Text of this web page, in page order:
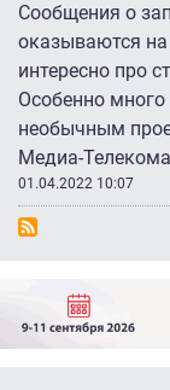
Сообщения о
оказываются
интересно про
Особенно
необычным
Медиа-
01.04.2022 10:07